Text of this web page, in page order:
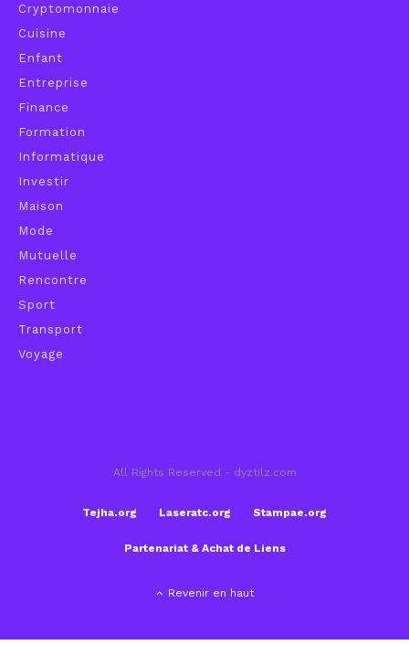
Cryptomonnaie
Cuisine
Enfant
Entreprise
Finance
Formation
Informatique
Investir
Maison
Mode
Mutuelle
Rencontre
Sport
Transport
Voyage
All Rights Reserved - dyztilz.com
Tejha.org Laseratc.org Stampae.org
Partenariat & Achat de Liens
Revenir en haut